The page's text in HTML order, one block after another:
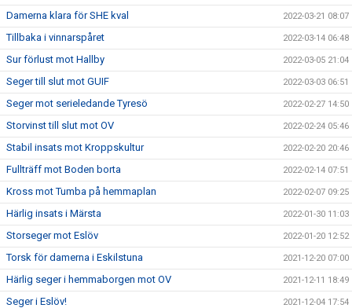
Damerna klara för SHE kval 2022-03-21 08:07
Tillbaka i vinnarspåret 2022-03-14 06:48
Sur förlust mot Hallby 2022-03-05 21:04
Seger till slut mot GUIF 2022-03-03 06:51
Seger mot serieledande Tyresö 2022-02-27 14:50
Storvinst till slut mot OV 2022-02-24 05:46
Stabil insats mot Kroppskultur 2022-02-20 20:46
Fullträff mot Boden borta 2022-02-14 07:51
Kross mot Tumba på hemmaplan 2022-02-07 09:25
Härlig insats i Märsta 2022-01-30 11:03
Storseger mot Eslöv 2022-01-20 12:52
Torsk för damerna i Eskilstuna 2021-12-20 07:00
Härlig seger i hemmaborgen mot OV 2021-12-11 18:49
Seger i Eslöv! 2021-12-04 17:54